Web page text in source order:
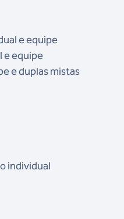
e equipe
e equipe
e duplas mistas
individual